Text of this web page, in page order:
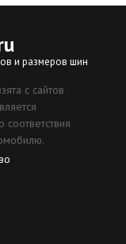
и размеров шин
с сайтов